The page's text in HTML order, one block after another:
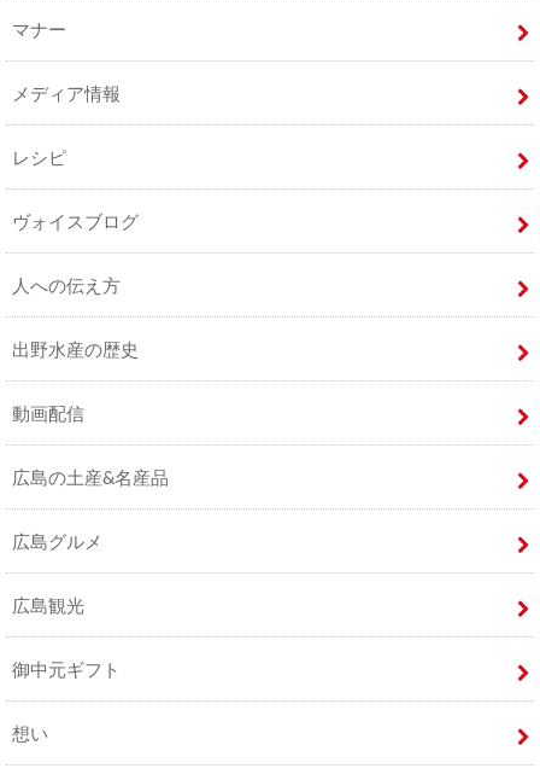
マナー
メディア情報
レシピ
ヴォイスブログ
人への伝え方
出野水産の歴史
動画配信
広島の土産&名産品
広島グルメ
広島観光
御中元ギフト
想い